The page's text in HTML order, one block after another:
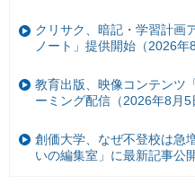
クリサク、暗記・学習計画
ノート」提供開始（2026年8
教育出版、映像コンテンツ
ーミング配信（2026年8月5
創価大学、なぜ不登校は急
いの編集室」に最新記事公